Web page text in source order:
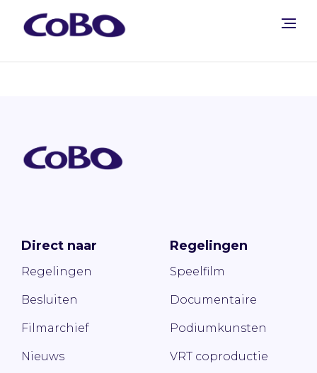
Direct naar
Regelingen
Besluiten
Filmarchief
Nieuws
Regelingen
Speelfilm
Documentaire
Podiumkunsten
VRT coproductie